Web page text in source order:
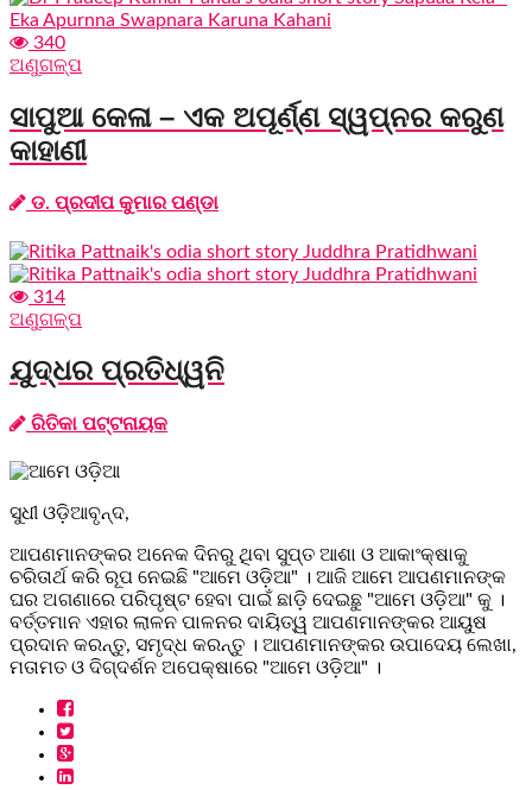
340
ଅଣୁଗଳ୍ପ
ସାପୁଆ କେଳା – ଏକ ଅପୂର୍ଣ୍ଣ ସ୍ୱପ୍ନର କରୁଣ
କାହାଣୀ
ଡ. ପ୍ରଦୀପ କୁମାର ପଣ୍ଡା
314
ଅଣୁଗଳ୍ପ
ଯୁଦ୍ଧର ପ୍ରତିଧ୍ୱନି
ରିତିକା ପଟ୍ଟନାୟକ
ସୁଧୀ ଓଡ଼ିଆବୃନ୍ଦ,
ଆପଣମାନଙ୍କର ଅନେକ ଦିନରୁ ଥିବା ସୁପ୍ତ ଆଶା ଓ ଆକାଂକ୍ଷାକୁ
ଚରିତାର୍ଥ କରି ରୂପ ନେଇଛି "ଆମେ ଓଡ଼ିଆ" । ଆଜି ଆମେ ଆପଣମାନଙ୍କ
ଘର ଅଗଣାରେ ପରିପୃଷ୍ଟ ହେବା ପାଇଁ ଛାଡ଼ି ଦେଇଛୁ "ଆମେ ଓଡ଼ିଆ" କୁ ।
ବର୍ତ୍ତମାନ ଏହାର ଲାଳନ ପାଳନର ଦାୟିତ୍ୱ ଆପଣମାନଙ୍କର ଆୟୁଷ
ପ୍ରଦାନ କରନ୍ତୁ, ସମୃଦ୍ଧ କରନ୍ତୁ । ଆପଣମାନଙ୍କର ଉପାଦେୟ ଲେଖା,
ମତାମତ ଓ ଦିଗ୍ଦର୍ଶନ ଅପେକ୍ଷାରେ "ଆମେ ଓଡ଼ିଆ" ।